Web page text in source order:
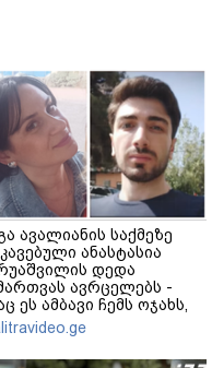
ავალიანის საქმეზე
ანასტასია
დედა
ავრცელებს -
ეს ამბავი ჩემს ოჯახს,
ანასტასიას გადახდა
მის მერე მე მე არ